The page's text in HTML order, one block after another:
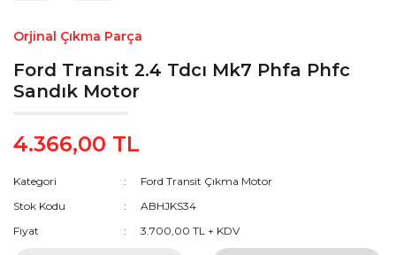
Orjinal Çıkma Parça
Ford Transit 2.4 Tdcı Mk7 Phfa Phfc
Sandık Motor
4.366,00 TL
Kategori
Ford Transit Çıkma Motor
Stok Kodu
ABHJKS34
Fiyat
3.700,00 TL + KDV